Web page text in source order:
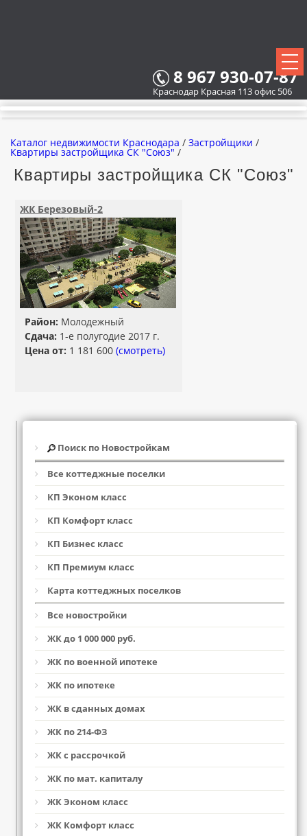
8 967 930-07-87
Краснодар Красная 113 офис 506
КАРТА НОВОСТРОЕК
ЗАСТРОЙЩИКИ
ВСЕ КОТТЕДЖНЫЕ ПОСЕЛКИ
Каталог недвижимости Краснодара / Застройщики /
Квартиры застройщика СК "Союз" /
Квартиры застройщика СК "Союз"
ЖК Березовый-2
Район: Молодежный
Сдача: 1-е полугодие 2017 г.
Цена от: 1 181 600 (смотреть)
Поиск по Новостройкам
Все коттеджные поселки
КП Эконом класс
КП Комфорт класс
КП Бизнес класс
КП Премиум класс
Карта коттеджных поселков
Все новостройки
ЖК до 1 000 000 руб.
ЖК по военной ипотеке
ЖК по ипотеке
ЖК в сданных домах
ЖК по 214-ФЗ
ЖК с рассрочкой
ЖК по мат. капиталу
ЖК Эконом класс
ЖК Комфорт класс